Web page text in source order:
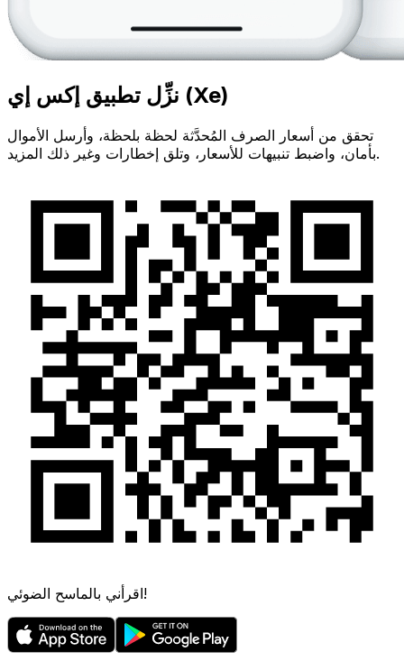
نزِّل تطبيق إكس إي (Xe)
تحقق من أسعار الصرف المُحدَّثة لحظة بلحظة، وأرسل الأموال
بأمان، واضبط تنبيهات للأسعار، وتلق إخطارات وغير ذلك المزيد.
اقرأني بالماسح الضوئي!